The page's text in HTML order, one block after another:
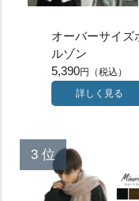
オーバーサイズ
ルゾン
5,390
詳しく見る